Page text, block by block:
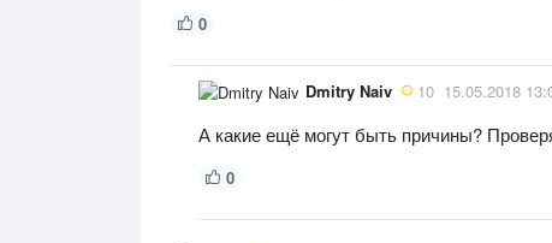
0
Dmitry Naiv 10 15.05.2018
А какие ещё могут быть причины?
0